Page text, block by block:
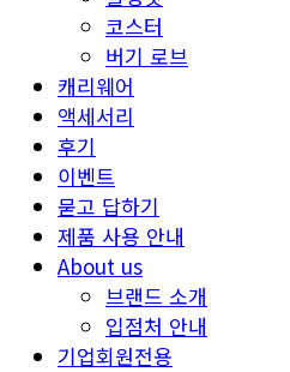
코스터
버기 로브
캐리웨어
액세서리
후기
이벤트
묻고 답하기
제품 사용 안내
About us
브랜드 소개
입점처 안내
기업회원전용